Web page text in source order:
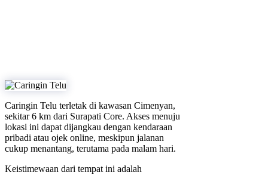
Caringin Telu terletak di kawasan Cimenyan,
sekitar 6 km dari Surapati Core. Akses menuju
lokasi ini dapat dijangkau dengan kendaraan
pribadi atau ojek online, meskipun jalanan
cukup menantang, terutama pada malam hari.
Keistimewaan dari tempat ini adalah